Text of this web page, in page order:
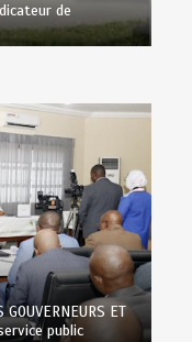
de
ET
public